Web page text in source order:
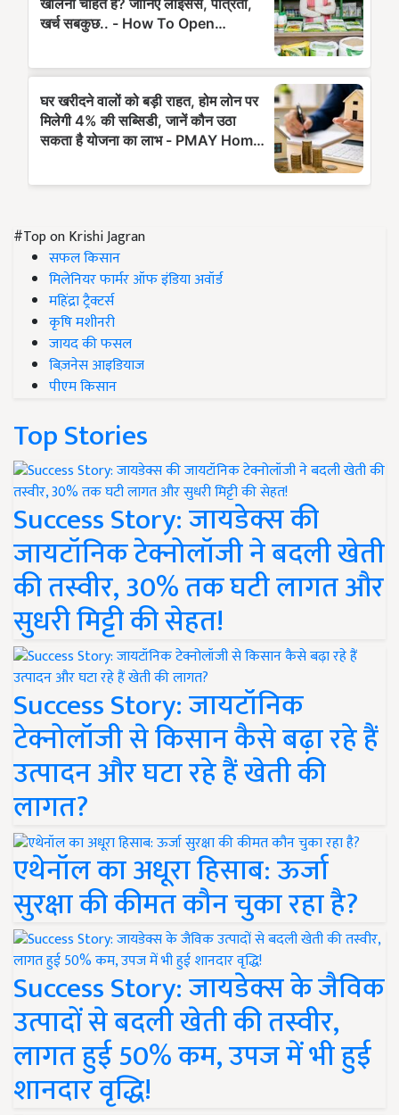
#Top on Krishi Jagran
सफल किसान
मिलेनियर फार्मर ऑफ इंडिया अवॉर्ड
महिंद्रा ट्रैक्टर्स
कृषि मशीनरी
जायद की फसल
बिज़नेस आइडियाज
पीएम किसान
Top Stories
Success Story: जायडेक्स की
जायटॉनिक टेक्नोलॉजी ने बदली खेती
की तस्वीर, 30% तक घटी लागत और
सुधरी मिट्टी की सेहत!
Success Story: जायटॉनिक
टेक्नोलॉजी से किसान कैसे बढ़ा रहे हैं
उत्पादन और घटा रहे हैं खेती की
लागत?
एथेनॉल का अधूरा हिसाब: ऊर्जा
सुरक्षा की कीमत कौन चुका रहा है?
Success Story: जायडेक्स के जैविक
उत्पादों से बदली खेती की तस्वीर,
लागत हुई 50% कम, उपज में भी हुई
शानदार वृद्धि!